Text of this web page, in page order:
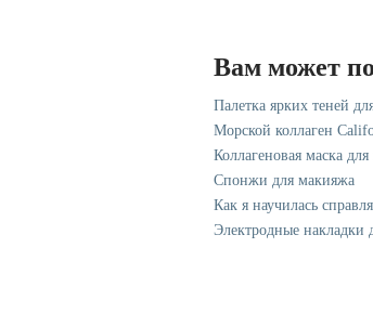
Вам может
Палетка ярких теней
Морской коллаген
Коллагеновая маска
Спонжи для макияжа
Как я научилась
Электродные накладки